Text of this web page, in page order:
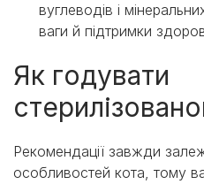
вуглеводів і
ваги й підтримки
Як годувати
Рекомендації завжди
особливостей кота, тому